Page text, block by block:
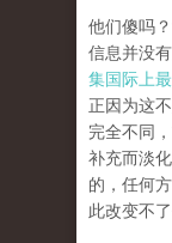
他们傻吗
信息并没
集国际上
正因为这
完全不同
补充而淡
的，任何
此改变不了